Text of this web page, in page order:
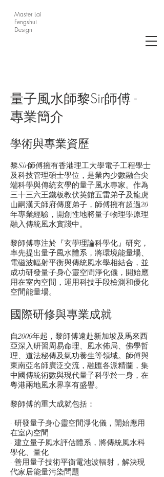
Master Lai
Fengshui
Design
量子風水師黎Sir師傅 -
專業簡介
學術與專業資歷
黎Sir師傅擁有香港理工大學電子工程學士
及科技管理碩士學位，是業內少數融合尖
端科學與傳統玄學的量子風水專家。作為
三十三六王鐵板教伏英館五雷弟子及龍虎
山嗣漢天師府傳度弟子，師傅擁有超過20
年專業經驗，開創性地將量子物理學原理
融入傳統風水實踐中。
黎師傅專注於『玄學理論科學化』研究，
率先提出量子風水體系，將環境能量場、
電磁波輻射平衡與傳統風水學相結合，並
成功研發量子身心靈空間淨化儀，開始應
用在室內空間，運用科技手段檢測和優化
空間能量場。
國際研修與專業成就
自2000年起，黎師傅遠赴新加坡及馬來西
亞深入研習周易命理、風水佈局、佛學哲
理、道法秘傳及氣功養生等領域。師傅與
東南亞名師廣泛交流，融匯各派精髓，集
中國傳統術數與現代量子科學於一身，在
粵港兩地風水界享有盛譽。
黎師傅的重大成就包括：
· 研發量子身心靈空間淨化儀，開始應用
在室內空間
· 建立量子風水評估體系，將傳統風水科
學化、量化
· 善用量子技術平衡電池波輻射，解決現
代家居能量污染問題